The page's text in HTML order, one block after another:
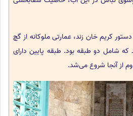
به دستور کریم خان زند، عمارتی ملوکانه از گچ
که شامل دو طبقه بود. طبقه پایین دارای
از آنجا شروع می‌شد.